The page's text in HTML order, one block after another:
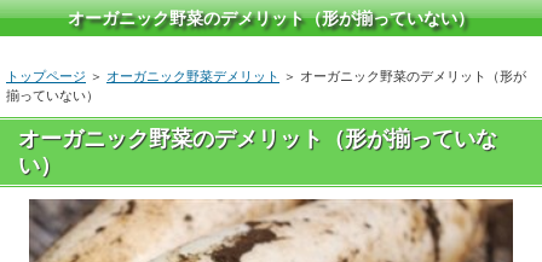
オーガニック野菜のデメリット（形が揃っていない）
トップページ ＞ オーガニック野菜デメリット
＞ オーガニック野菜のデメリット（形が
揃っていない）
オーガニック野菜のデメリット（形が揃っていな
い）